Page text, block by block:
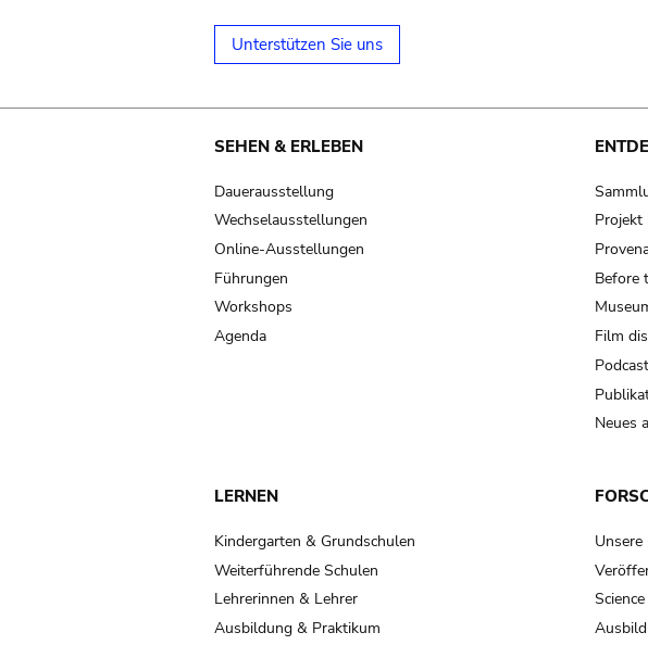
Unterstützen Sie uns
SEHEN & ERLEBEN
Dauerausstellung
Wechselausstellungen
Online-Ausstellungen
Führungen
Workshops
Agenda
Projekt
Before
Film
Neues
LERNEN
Kindergarten & Grundschulen
Weiterführende Schulen
Lehrerinnen & Lehrer
Ausbildung & Praktikum